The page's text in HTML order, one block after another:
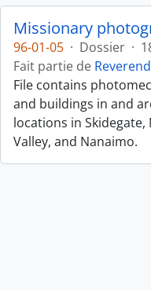
Missionary
96-01-05 · Dossier ·
Fait partie de
File contains
and buildings in and
locations in
Valley, and Nanaimo.